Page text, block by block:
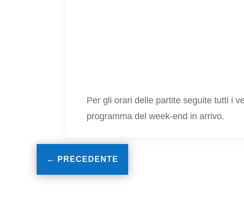
Per gli orari delle partite seguite tutti i
programma del week-end in arrivo.
← PRECEDENTE